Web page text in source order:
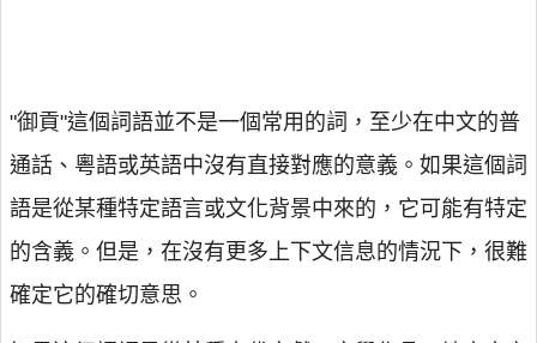
"御貢"這個詞語並不是一個常用的詞，至少在中文的普
通話、粵語或英語中沒有直接對應的意義。如果這個詞
語是從某種特定語言或文化背景中來的，它可能有特定
的含義。但是，在沒有更多上下文信息的情況下，很難
確定它的確切意思。